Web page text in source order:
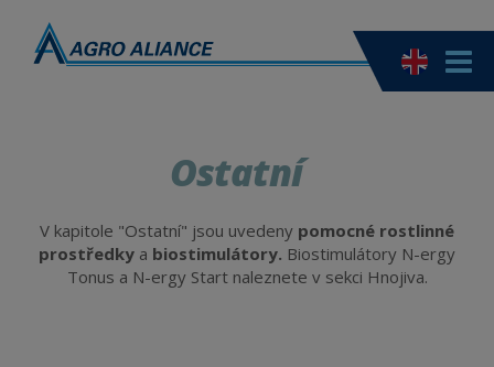
Ostatní
V kapitole "Ostatní" jsou uvedeny pomocné rostlinné
prostředky a biostimulátory. Biostimulátory N-ergy
Tonus a N-ergy Start naleznete v sekci Hnojiva.